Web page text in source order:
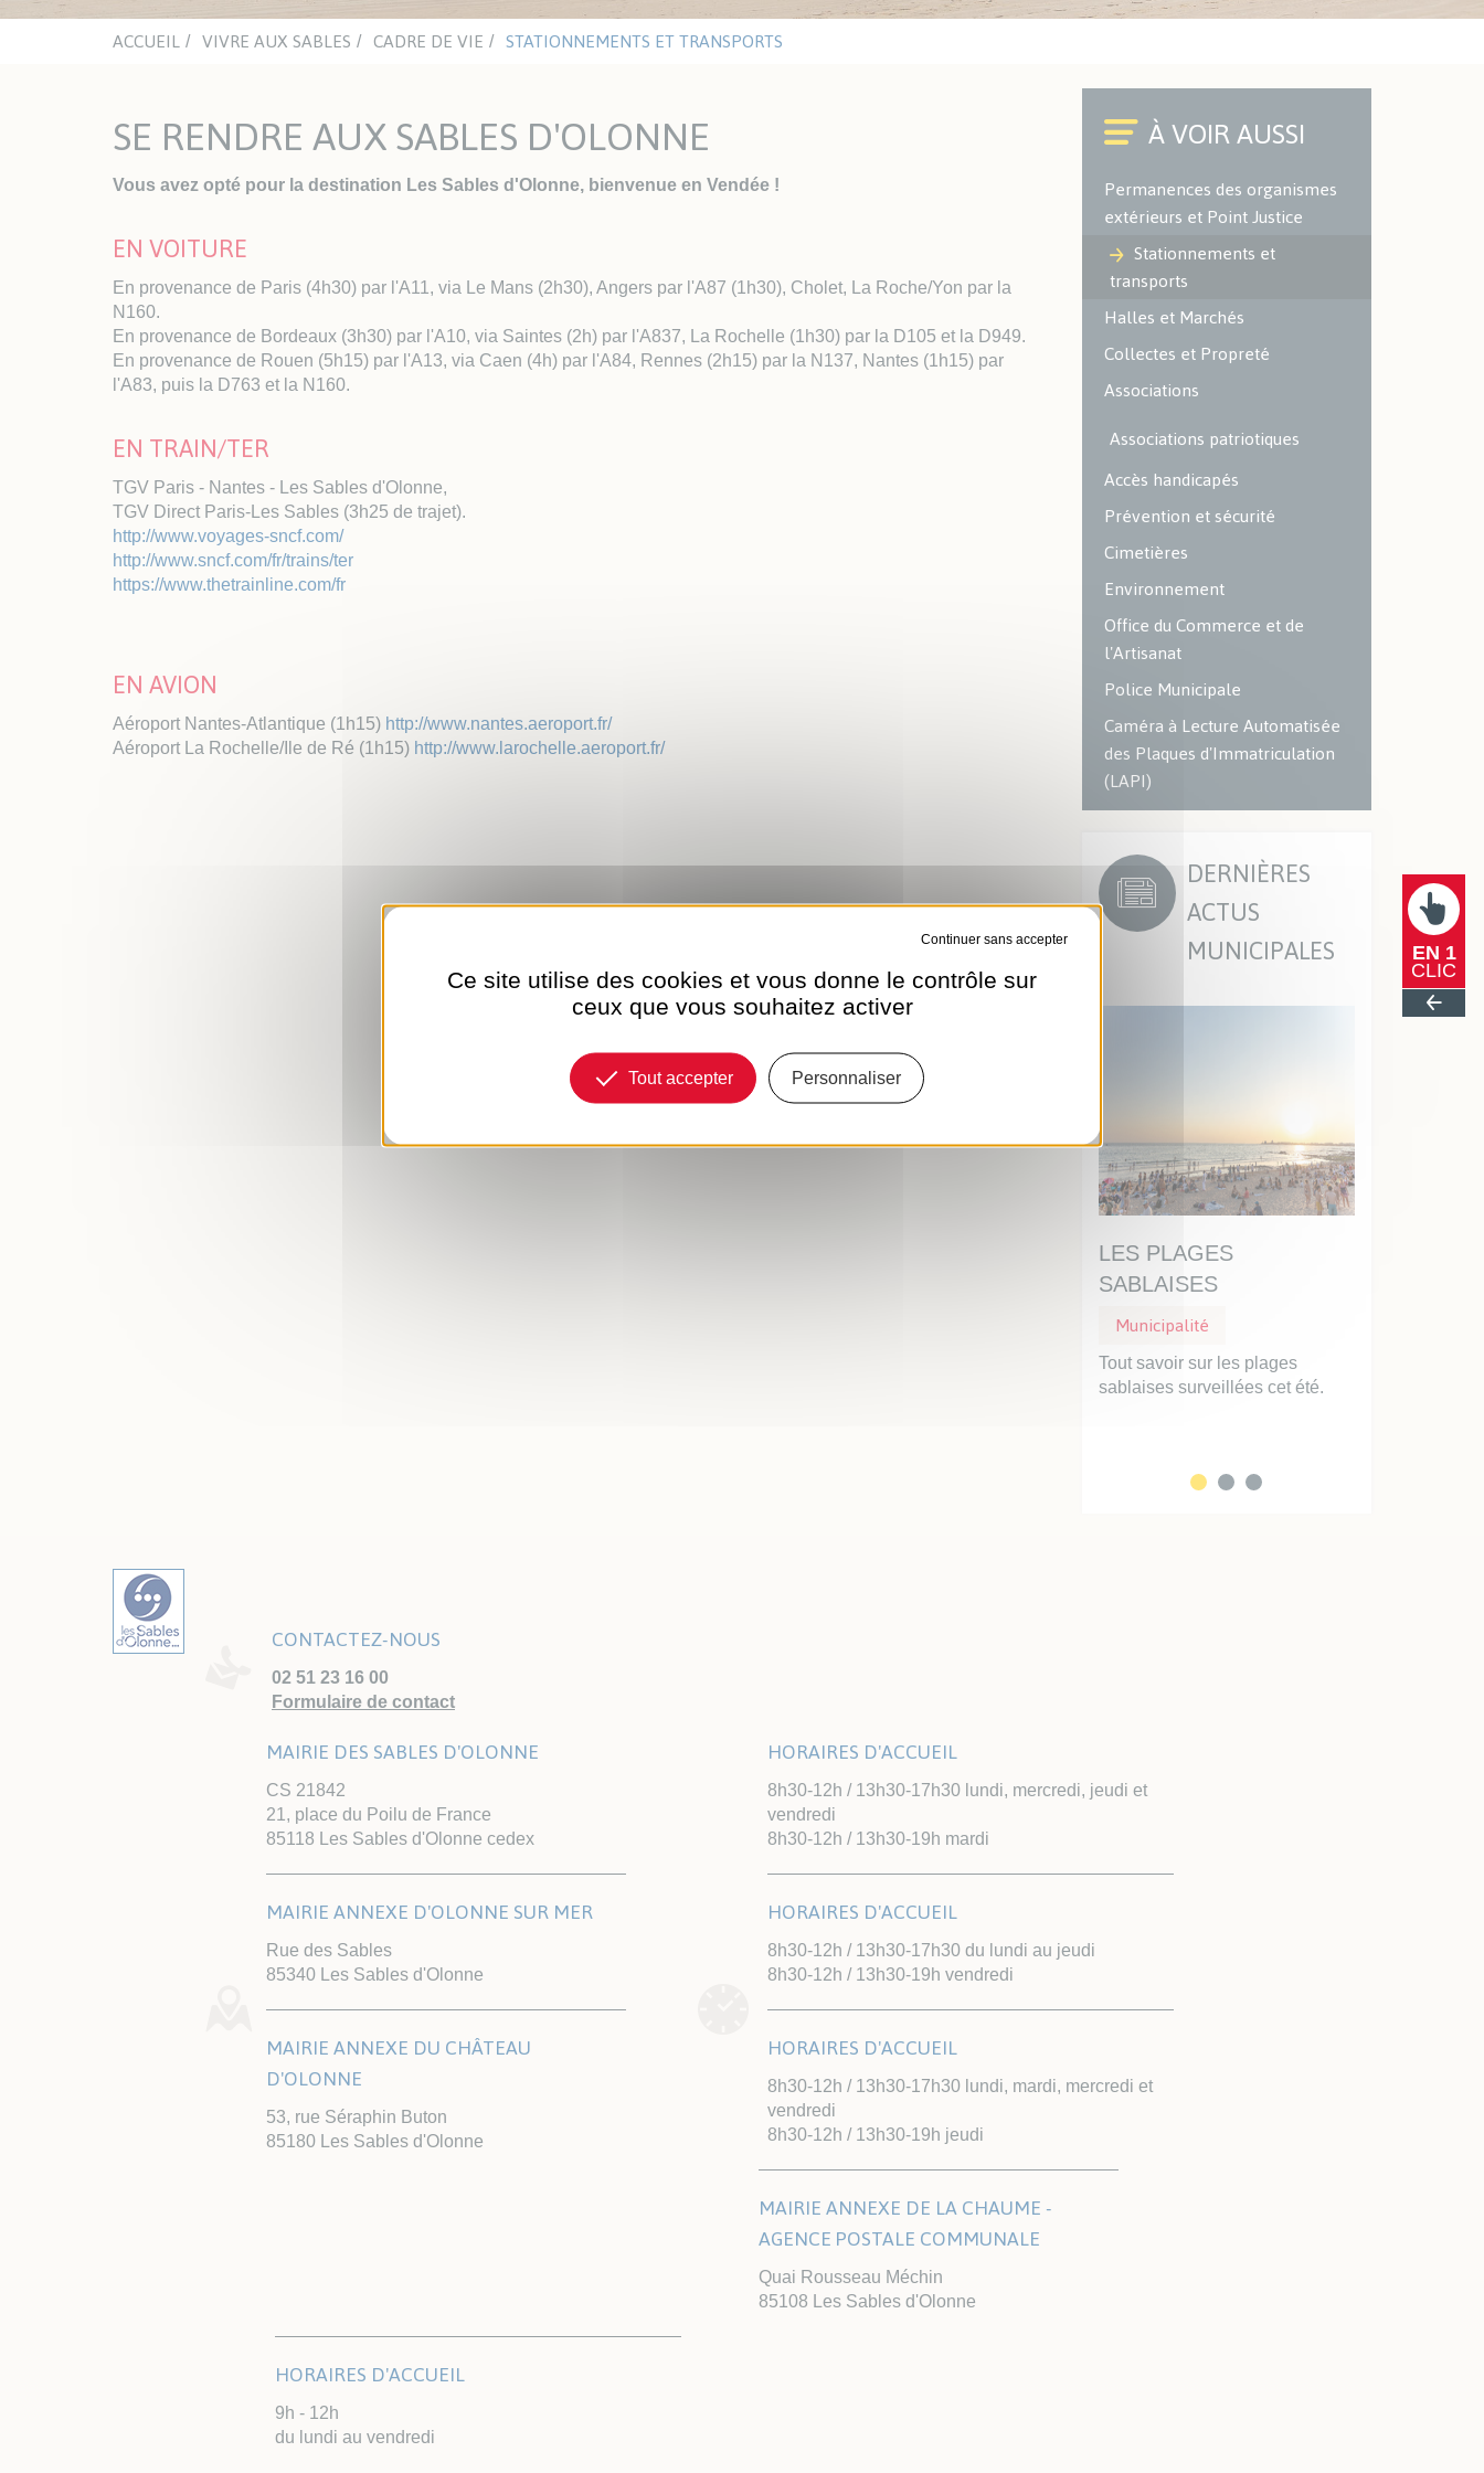
EN 1
CLIC
minoritaires
Cimetières
Office du Commerce et de
Police Municipale
Automatisée des Plaques
d'Immatriculation (LAPI)
TRAVAUX ET VOIRIE
Espaces Urbains
Les travaux
HABITAT ET URBANISME
Guichet Unique de
l'Urbanisme
Plan Local d'Urbanisme
SOLIDARITÉ ET SANTÉ
Les aides du CCAS
Résidences Autonomie /
ENVIRONNEMENT -
ESPACES VERTS
Localisation des espaces verts
et naturels sur le territoire
Les espaces verts
Les aires de jeux
Château
aquatiques
Office du Sport Sablais
Clubs sportifs et nautiques
Sections handisport et sport
adapté
ENJOY Les Sables Nautisme
Institut Sports Océan
Editions précédentes
ACTUALITÉS SPORTIVES
LES PLAGES
ACCUEIL VIVRE AUX SABLES CADRE DE VIE STATIONNEMENTS ET TRANSPORTS
SE RENDRE AUX SABLES D'OLONNE
Vous avez opté pour la destination Les Sables d'Olonne, bienvenue en Vendée !
EN VOITURE
En provenance de Paris (4h30) par l'A11, via Le Mans (2h30), Angers par l'A87 (1h30), Cholet, La Roche/Yon par la
N160.
En provenance de Bordeaux (3h30) par l'A10, via Saintes (2h) par l'A837, La Rochelle (1h30) par la D105 et la D949.
En provenance de Rouen (5h15) par l'A13, via Caen (4h) par l'A84, Rennes (2h15) par la N137, Nantes (1h15) par
l'A83, puis la D763 et la N160.
EN TRAIN/TER
TGV Paris - Nantes - Les Sables d'Olonne,
TGV Direct Paris-Les Sables (3h25 de trajet).
http://www.voyages-sncf.com/
http://www.sncf.com/fr/trains/ter
https://www.thetrainline.com/fr
EN AVION
Aéroport Nantes-Atlantique (1h15) http://www.nantes.aeroport.fr/
Aéroport La Rochelle/Ile de Ré (1h15) http://www.larochelle.aeroport.fr/
Permanences des organismes
extérieurs et Point Justice
Stationnements et
transports
Halles et Marchés
Collectes et Propreté
Associations
Associations patriotiques
Accès handicapés
Prévention et sécurité
Cimetières
Environnement
Office du Commerce et de
l'Artisanat
Police Municipale
Caméra à Lecture Automatisée
des Plaques d'Immatriculation
(LAPI)
DERNIÈRES
ACTUS
MUNICIPALES
LES PLAGES
SABLAISES
Municipalité
Tout savoir sur les plages
sablaises surveillées cet été.
CONTACTEZ-NOUS
02 51 23 16 00
Formulaire de contact
MAIRIE DES SABLES D'OLONNE
CS 21842
21, place du Poilu de France
85118 Les Sables d'Olonne cedex
HORAIRES D'ACCUEIL
8h30-12h / 13h30-17h30 lundi, mercredi, jeudi et
vendredi
8h30-12h / 13h30-19h mardi
MAIRIE ANNEXE D'OLONNE SUR MER
Rue des Sables
85340 Les Sables d'Olonne
HORAIRES D'ACCUEIL
8h30-12h / 13h30-17h30 du lundi au jeudi
8h30-12h / 13h30-19h vendredi
MAIRIE ANNEXE DU CHÂTEAU
D'OLONNE
53, rue Séraphin Buton
85180 Les Sables d'Olonne
HORAIRES D'ACCUEIL
8h30-12h / 13h30-17h30 lundi, mardi, mercredi et
vendredi
8h30-12h / 13h30-19h jeudi
MAIRIE ANNEXE DE LA CHAUME -
AGENCE POSTALE COMMUNALE
Quai Rousseau Méchin
85108 Les Sables d'Olonne
HORAIRES D'ACCUEIL
9h - 12h
du lundi au vendredi
Ce site utilise des cookies et vous donne le contrôle sur
ceux que vous souhaitez activer
Tout accepter Personnaliser